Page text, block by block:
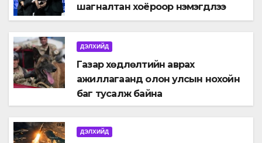
шагналтан хоёроор нэмэгдлээ
ДЭЛХИЙД
Газар хөдлөлтийн аврах
ажиллагаанд олон улсын нохойн
баг тусалж байна
ДЭЛХИЙД